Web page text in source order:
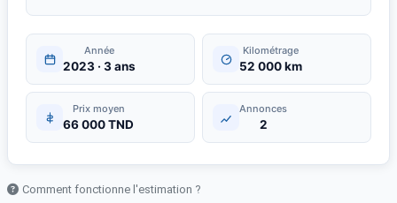
Année
2023 · 3 ans
Kilométrage
52 000 km
Prix moyen
66 000 TND
Annonces
2
Comment fonctionne l'estimation ?